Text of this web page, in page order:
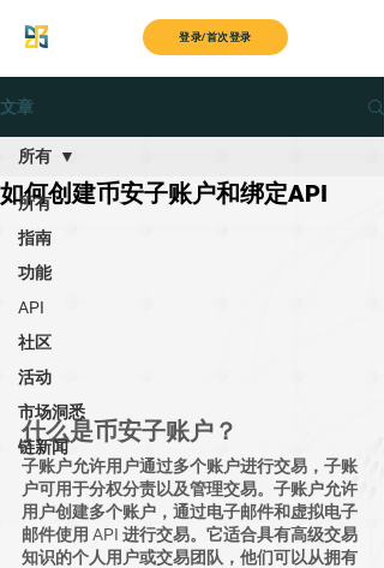
登录/首次登录
文章
所有
指南
功能
API
社区
活动
市场洞悉
链新闻
所有
如何创建币安子账户和绑定API
什么是币安子账户？
子账户允许用户通过多个账户进行交易，子账
户可用于分权分责以及管理交易。子账户允许
用户创建多个账户，通过电子邮件和虚拟电子
邮件使用 API 进行交易。它适合具有高级交易
知识的个人用户或交易团队，他们可以从拥有